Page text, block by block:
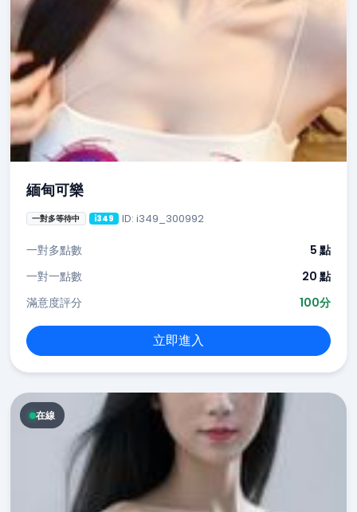
緬甸可樂
一對多等待中 i349 ID: i349_300992
一對多點數
5 點
一對一點數
20 點
滿意度評分
100分
立即進入
在線